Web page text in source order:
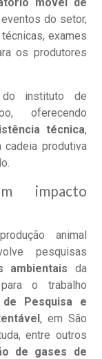
móvel de
do setor,
exames
os produtores
instituto de
oferecendo
técnica,
produtiva
impacto
animal
pesquisas
ambientais da
o trabalho
de Pesquisa e
, em São
entre outros
de gases de